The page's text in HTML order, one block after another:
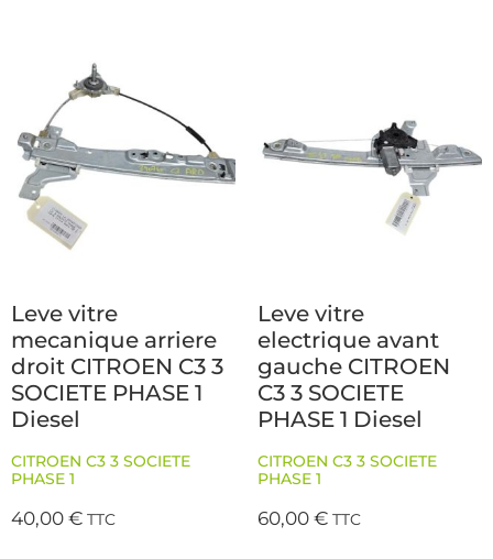
Leve vitre
mecanique arriere
droit CITROEN C3 3
SOCIETE PHASE 1
Diesel
CITROEN C3 3 SOCIETE
PHASE 1
40,00€ TTC
Leve vitre
electrique avant
gauche CITROEN
C3 3 SOCIETE
PHASE 1 Diesel
CITROEN C3 3 SOCIETE
PHASE 1
60,00€ TTC